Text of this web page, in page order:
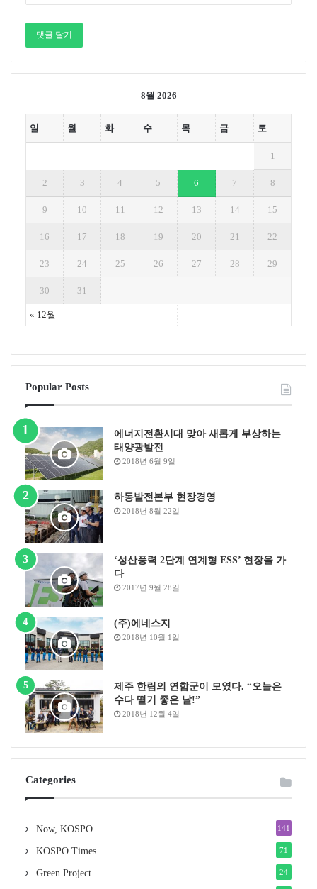
8월 2026
일 월 화 수 목 금 토
« 12월
1
2 3 4 5 6 7 8
9 10 11 12 13 14 15
16 17 18 19 20 21 22
23 24 25 26 27 28 29
30 31
Popular Posts
에너지전환시대 맞아 새롭게 부상하는
태양광발전
2018년 6월 9일
하동발전본부 현장경영
2018년 8월 22일
‘성산풍력 2단계 연계형 ESS’ 현장을 가
다
2017년 9월 28일
(주)에네스지
2018년 10월 1일
제주 한림의 연합군이 모였다. “오늘은
수다 떨기 좋은 날!”
2018년 12월 4일
Categories
Now, KOSPO 141
KOSPO Times 71
Green Project 24